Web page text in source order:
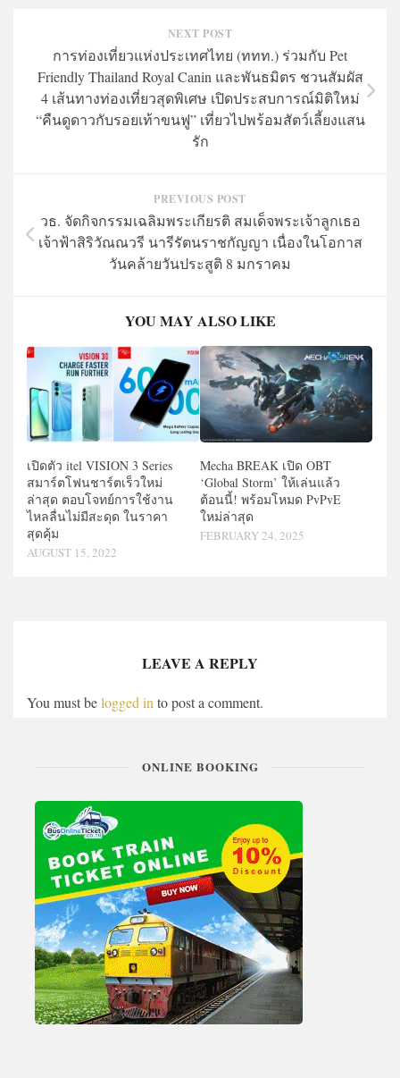
NEXT POST
การท่องเที่ยวแห่งประเทศไทย (ททท.) ร่วมกับ Pet
Friendly Thailand Royal Canin และพันธมิตร ชวนสัมผัส
4 เส้นทางท่องเที่ยวสุดพิเศษ เปิดประสบการณ์มิติใหม่
“คืนดูดาวกับรอยเท้าขนฟู” เที่ยวไปพร้อมสัตว์เลี้ยงแสน
รัก
PREVIOUS POST
วธ. จัดกิจกรรมเฉลิมพระเกียรติ สมเด็จพระเจ้าลูกเธอ
เจ้าฟ้าสิริวัณณวรี นารีรัตนราชกัญญา เนื่องในโอกาส
วันคล้ายวันประสูติ 8 มกราคม
YOU MAY ALSO LIKE
เปิดตัว itel VISION 3 Series
สมาร์ตโฟนชาร์ตเร็วใหม่
ล่าสุด ตอบโจทย์การใช้งาน
ไหลลื่นไม่มีสะดุด ในราคา
สุดคุ้ม
AUGUST 15, 2022
Mecha BREAK เปิด OBT
‘Global Storm’ ให้เล่นแล้ว
ต้อนนี้! พร้อมโหมด PvPvE
ใหม่ล่าสุด
FEBRUARY 24, 2025
LEAVE A REPLY
You must belogged into post a comment.
ONLINE BOOKING